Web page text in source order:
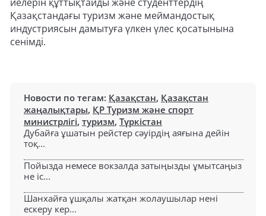
Қазақстандағы туризм және меймандостық
индустриясын дамытуға үлкен үлес қосатынына
сенімді.
Новости по тегам: Қазақстан, Қазақстан
жаңалықтары, ҚР Туризм және спорт
министрлігі, туризм, Түркістан
Дубайға ұшатын рейстер сәуірдің аяғына дейін
тоқ...
Пойызда немесе вокзалда затыңызды ұмытсаңыз
не іс...
Шанхайға ұшқалы жатқан жолаушылар нені
ескеру кер...